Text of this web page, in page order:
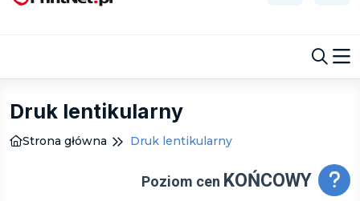
Druk lentikularny
Strona główna Druk lentikularny
Poziom cen KOŃCOWY